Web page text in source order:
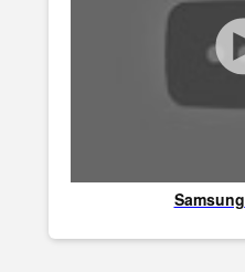
Samsung